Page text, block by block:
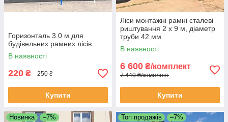
Горизонталь 3.0 м для
будівельних рамних лісів
В наявності
220 ₴ 250 ₴
Купити
Ліси монтажні рамні сталеві
риштування 2 х 9 м, діаметр
труби 42 мм
В наявності
6 600 ₴/комплект
7 440 ₴/комплект
Купити
Новинка –7% Топ продажів –7%